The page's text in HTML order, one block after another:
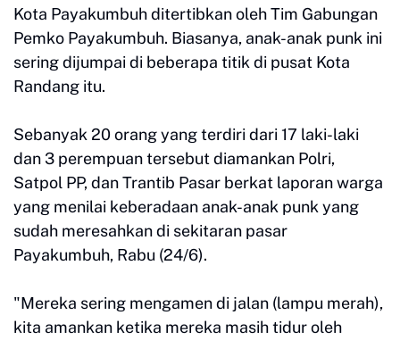
Kota Payakumbuh ditertibkan oleh Tim Gabungan
Pemko Payakumbuh. Biasanya, anak-anak punk ini
sering dijumpai di beberapa titik di pusat Kota
Randang itu.
Sebanyak 20 orang yang terdiri dari 17 laki-laki
dan 3 perempuan tersebut diamankan Polri,
Satpol PP, dan Trantib Pasar berkat laporan warga
yang menilai keberadaan anak-anak punk yang
sudah meresahkan di sekitaran pasar
Payakumbuh, Rabu (24/6).
"Mereka sering mengamen di jalan (lampu merah),
kita amankan ketika mereka masih tidur oleh